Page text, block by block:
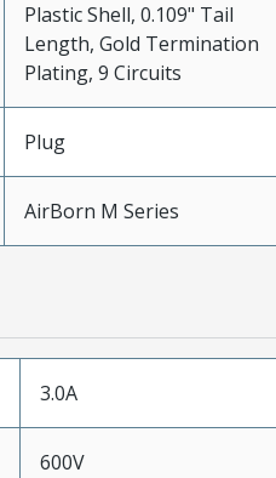
Plastic Shell, 0.109" Tail
Length, Gold Termination
Plating, 9 Circuits
Plug
AirBorn M Series
3.0A
600V